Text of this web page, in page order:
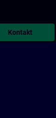
Kontakt